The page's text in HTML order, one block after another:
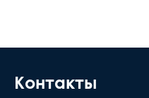
Размер кабель
Полировка
места
Контакты